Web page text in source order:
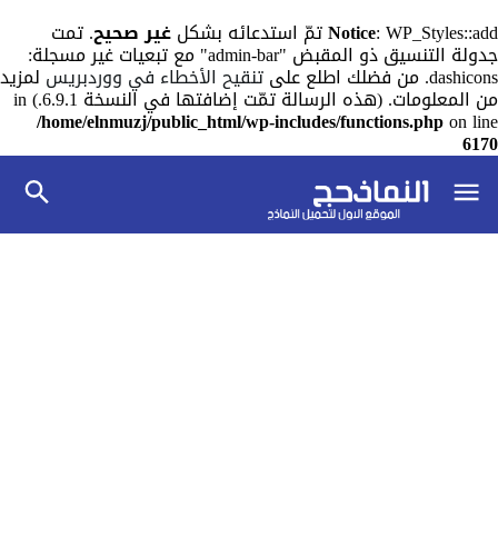
Notice: WP_Styles::add تمّ استدعائه بشكل غير صحيح. تمت
جدولة التنسيق ذو المقبض "admin-bar" مع تبعيات غير مسجلة:
dashicons. من فضلك اطلع على تنقيح الأخطاء في ووردبريس لمزيد
من المعلومات. (هذه الرسالة تمّت إضافتها في النسخة 6.9.1.) in
/home/elnmuzj/public_html/wp-includes/functions.phpon line
6170